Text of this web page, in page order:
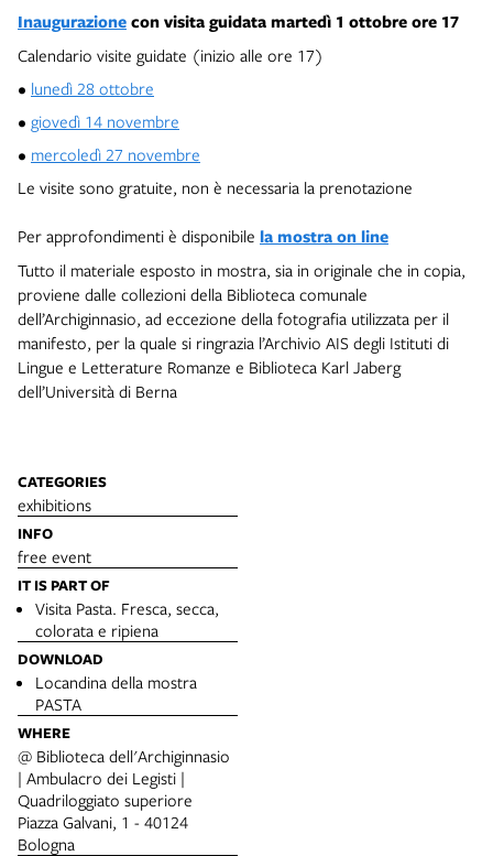
Inaugurazionecon visita guidata martedì 1 ottobre ore 17
Calendario visite guidate (inizio alle ore 17)
• lunedì 28 ottobre
• giovedì 14 novembre
• mercoledì 27 novembre
Le visite sono gratuite, non è necessaria la prenotazione
Per approfondimenti è disponibile la mostra on line
Tutto il materiale esposto in mostra, sia in originale che in copia,
proviene dalle collezioni della Biblioteca comunale
dell’Archiginnasio, ad eccezione della fotografia utilizzata per il
manifesto, per la quale si ringrazia l’Archivio AIS degli Istituti di
Lingue e Letterature Romanze e Biblioteca Karl Jaberg
dell’Università di Berna
CATEGORIES
exhibitions
INFO
free event
IT IS PART OF
Visita Pasta. Fresca, secca,
colorata e ripiena
DOWNLOAD
Locandina della mostra
PASTA
WHERE
@ Biblioteca dell'Archiginnasio
| Ambulacro dei Legisti |
Quadriloggiato superiore
Piazza Galvani, 1 - 40124
Bologna